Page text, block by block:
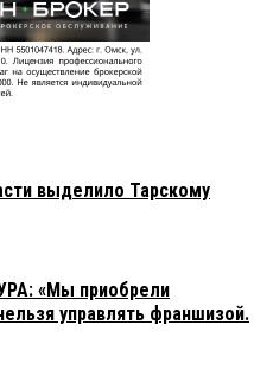
выделило Тарскому
«Мы приобрели
управлять франшизой.